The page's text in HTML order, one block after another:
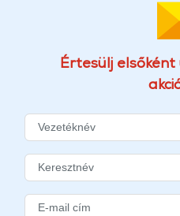
Értesülj